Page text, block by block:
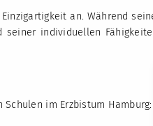
an. Während
individuellen
im Erzbistum Hamburg: